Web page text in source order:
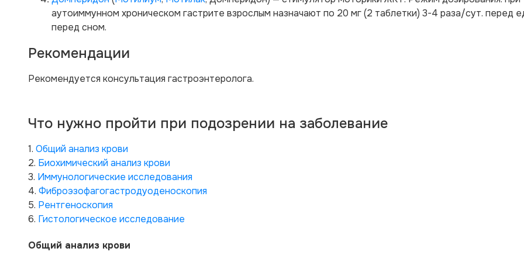
аутоиммунном хроническом гастрите взрослым назначают по 20 мг (2 таблетки) 3-4 раза/сут. перед
перед сном.
Рекомендации
Рекомендуется консультация гастроэнтеролога.
Что нужно пройти при подозрении на заболевание
1. Общий анализ крови
2. Биохимический анализ крови
3. Иммунологические исследования
4. Фиброэзофагогастродуоденоскопия
5. Рентгеноскопия
6. Гистологическое исследование
Общий анализ крови